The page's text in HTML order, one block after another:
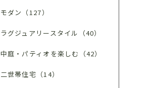
モダン（127）
ラグジュアリースタイル（40）
中庭・パティオを楽しむ（42）
二世帯住宅（14）